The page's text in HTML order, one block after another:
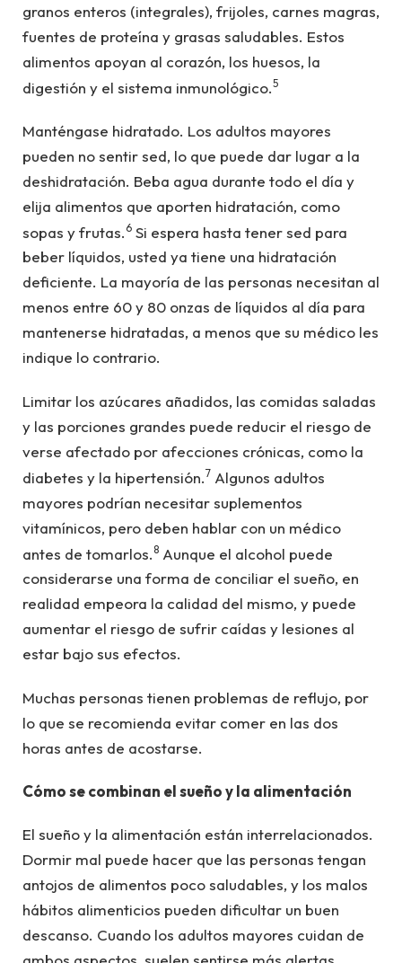
granos enteros (integrales), frijoles, carnes magras,
fuentes de proteína y grasas saludables. Estos
alimentos apoyan al corazón, los huesos, la
digestión y el sistema inmunológico.5
Manténgase hidratado. Los adultos mayores
pueden no sentir sed, lo que puede dar lugar a la
deshidratación. Beba agua durante todo el día y
elija alimentos que aporten hidratación, como
sopas y frutas. 6 Si espera hasta tener sed para
beber líquidos, usted ya tiene una hidratación
deficiente. La mayoría de las personas necesitan al
menos entre 60 y 80 onzas de líquidos al día para
mantenerse hidratadas, a menos que su médico les
indique lo contrario.
Limitar los azúcares añadidos, las comidas saladas
y las porciones grandes puede reducir el riesgo de
verse afectado por afecciones crónicas, como la
diabetes y la hipertensión.7 Algunos adultos
mayores podrían necesitar suplementos
vitamínicos, pero deben hablar con un médico
antes de tomarlos. 8 Aunque el alcohol puede
considerarse una forma de conciliar el sueño, en
realidad empeora la calidad del mismo, y puede
aumentar el riesgo de sufrir caídas y lesiones al
estar bajo sus efectos.
Muchas personas tienen problemas de reflujo, por
lo que se recomienda evitar comer en las dos
horas antes de acostarse.
Cómo se combinan el sueño y la alimentación
El sueño y la alimentación están interrelacionados.
Dormir mal puede hacer que las personas tengan
antojos de alimentos poco saludables, y los malos
hábitos alimenticios pueden dificultar un buen
descanso. Cuando los adultos mayores cuidan de